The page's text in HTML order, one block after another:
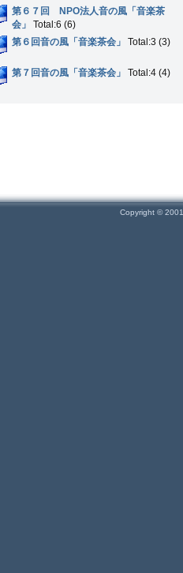
第６７回 NPO法人音の風「音楽茶
会」
Total:6 (6)
第６回音の風「音楽茶会」
Total:3 (3)
第７回音の風「音楽茶会」 Total:4 (4)
Copyright ©